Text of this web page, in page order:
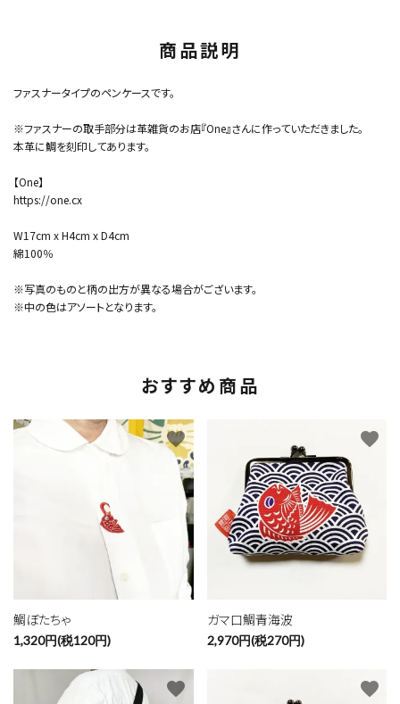
商品説明
ファスナータイプのペンケースです。
※ファスナーの取手部分は革雑貨のお店『One』さんに作っていただきました。
本革に鯛を刻印してあります。
【One】
https://one.cx
W17cm x H4cm x D4cm
綿100％
※写真のものと柄の出方が異なる場合がございます。
※中の色はアソートとなります。
おすすめ商品
鯛ぼたちゃ
1,320円(税120円)
favorite
ガマ口鯛青海波
2,970円(税270円)
favorite
favorite favorite